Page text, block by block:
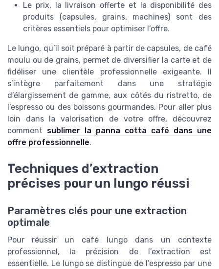
Le prix, la livraison offerte et la disponibilité des
produits (capsules, grains, machines) sont des
critères essentiels pour optimiser l’offre.
Le lungo, qu’il soit préparé à partir de capsules, de café
moulu ou de grains, permet de diversifier la carte et de
fidéliser une clientèle professionnelle exigeante. Il
s’intègre parfaitement dans une stratégie
d’élargissement de gamme, aux côtés du ristretto, de
l’espresso ou des boissons gourmandes. Pour aller plus
loin dans la valorisation de votre offre, découvrez
comment sublimer la panna cotta café dans une
offre professionnelle.
Techniques d’extraction
précises pour un lungo réussi
Paramètres clés pour une extraction
optimale
Pour réussir un café lungo dans un contexte
professionnel, la précision de l’extraction est
essentielle. Le lungo se distingue de l’espresso par une